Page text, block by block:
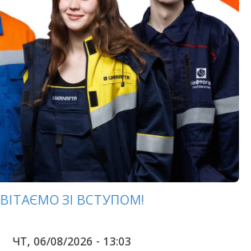
ВІТАЄМО ЗІ ВСТУПОМ!
ЧТ, 06/08/2026 - 13:03